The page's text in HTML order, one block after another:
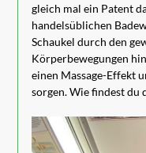
gleich mal ein Patent
handelsüblichen
Schaukel durch den
Körperbewegungen
einen Massage-Effekt
sorgen. Wie findest du